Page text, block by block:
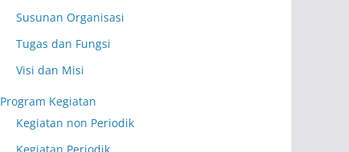
Susunan Organisasi
Tugas dan Fungsi
Visi dan Misi
Program Kegiatan
Kegiatan non Periodik